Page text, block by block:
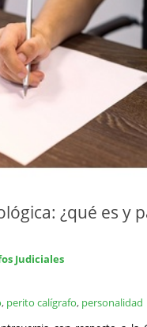
¿qué es y
Judiciales
, perito calígrafo, personalidad